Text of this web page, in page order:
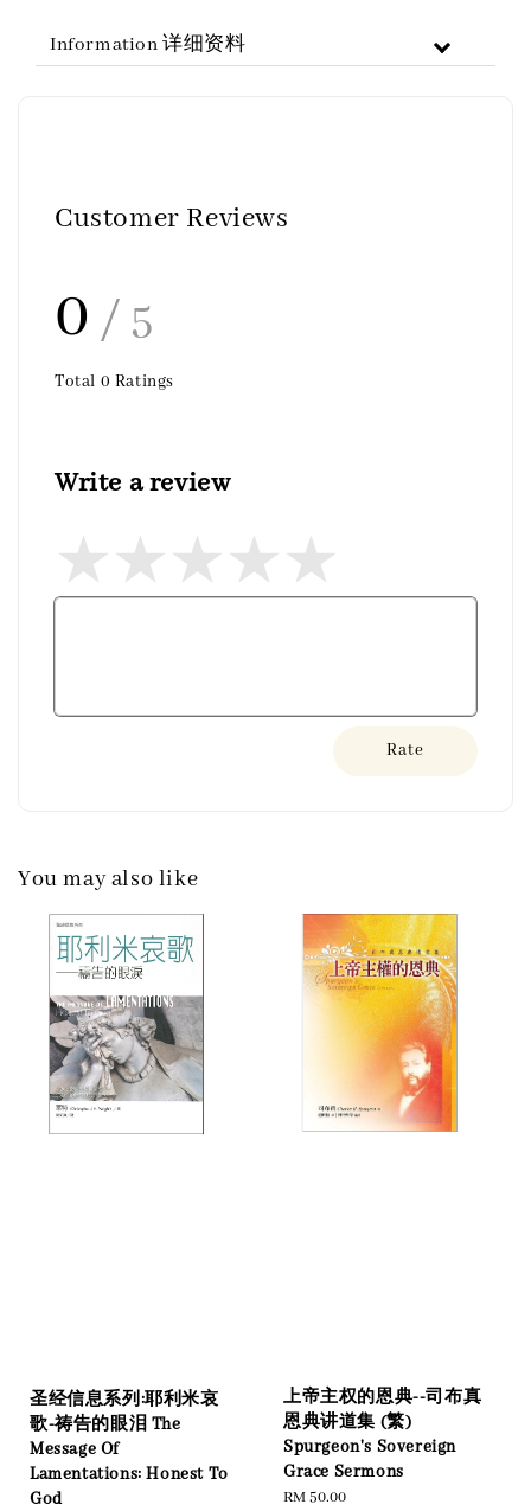
Information 详细资料
Customer Reviews
0 / 5
Total 0 Ratings
Write a review
Rate
You may also like
圣经信息系列:耶利米哀
歌-祷告的眼泪 The
Message Of
Lamentations: Honest To
God
上帝主权的恩典--司布真
恩典讲道集 (繁)
Spurgeon's Sovereign
Grace Sermons
Regular
RM 50.00